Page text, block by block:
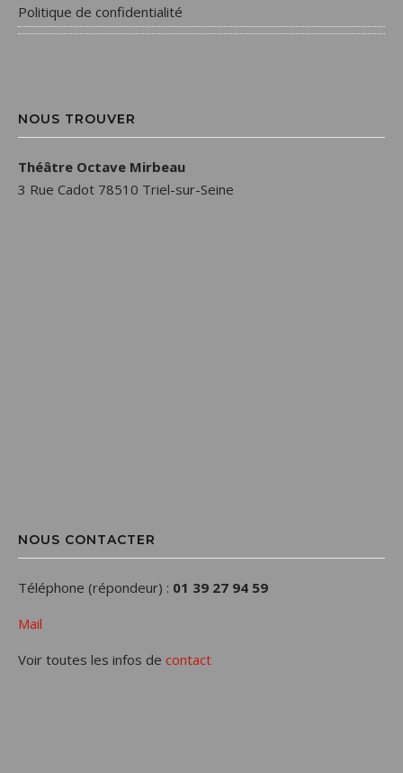
Politique de confidentialité
NOUS TROUVER
Théâtre Octave Mirbeau
3 Rue Cadot 78510 Triel-sur-Seine
NOUS CONTACTER
Téléphone (répondeur) : 01 39 27 94 59
Mail
Voir toutes les infos de contact